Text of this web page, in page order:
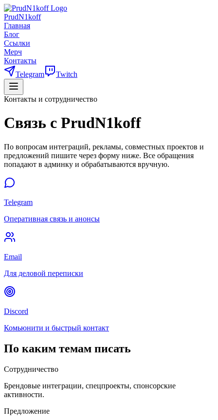
PrudN1koff
Главная
Блог
Ссылки
Мерч
Контакты
Telegram
Twitch
Контакты и сотрудничество
Связь с PrudN1koff
По вопросам интеграций, рекламы, совместных проектов и
предложений пишите через форму ниже. Все обращения
попадают в админку и обрабатываются вручную.
Telegram
Оперативная связь и анонсы
Email
Для деловой переписки
Discord
Комьюнити и быстрый контакт
По каким темам писать
Сотрудничество
Брендовые интеграции, спецпроекты, спонсорские
активности.
Предложение